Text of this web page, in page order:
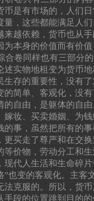
币是有市场的，人们
量，这些都能满足人
来越依赖，货币也从
为本身的价值而有价
卷同样也有三部分的
述实物地租变为货币
生存的重要性，没有
的简单、客观化，没
的自由，是躯体的自
嫁妆、买卖婚姻、为
的事，虽然把所有的
更买走了尊严和在交
等价物，劳动分工和
现代人生活和生命碎
”也变的客观化。主客
法克服的。所以，货
手段的位置跳到目的